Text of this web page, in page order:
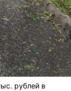
рублей в